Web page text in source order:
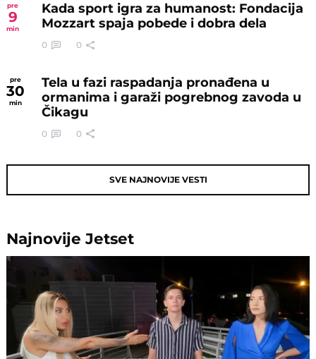
pre
9
min
Kada sport igra za humanost: Fondacija
Mozzart spaja pobede i dobra dela
0 0
pre
30
min
Tela u fazi raspadanja pronađena u
ormanima i garaži pogrebnog zavoda u
Čikagu
0 0
SVE NAJNOVIJE VESTI
NajnovijeJetset